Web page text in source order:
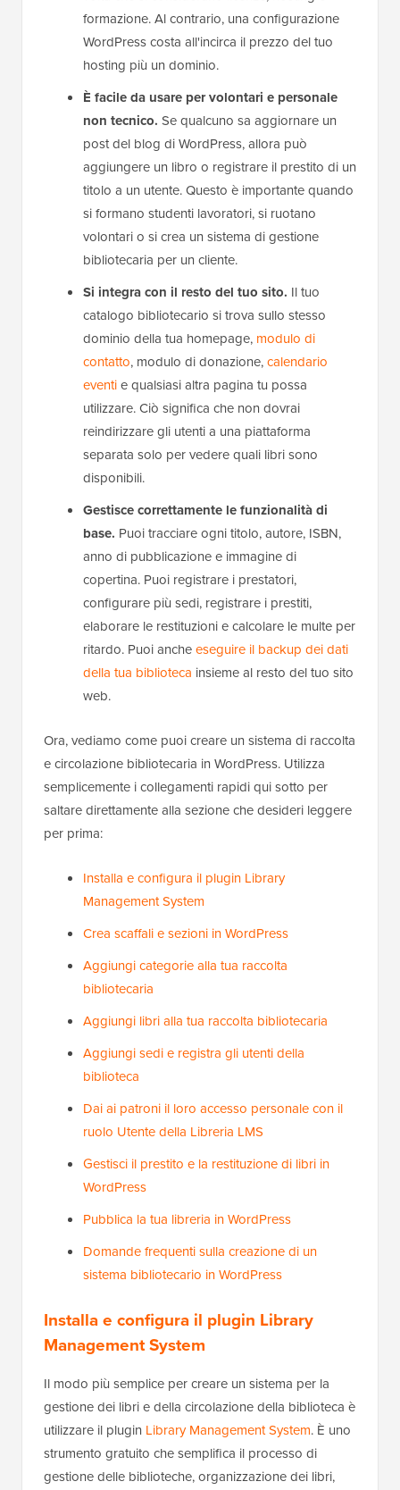
formazione. Al contrario, una configurazione
WordPress costa all'incirca il prezzo del tuo
hosting più un dominio.
È facile da usare per volontari e personale
non tecnico. Se qualcuno sa aggiornare un
post del blog di WordPress, allora può
aggiungere un libro o registrare il prestito di un
titolo a un utente. Questo è importante quando
si formano studenti lavoratori, si ruotano
volontari o si crea un sistema di gestione
bibliotecaria per un cliente.
Si integra con il resto del tuo sito. Il tuo
catalogo bibliotecario si trova sullo stesso
dominio della tua homepage, modulo di
contatto, modulo di donazione,calendario
eventie qualsiasi altra pagina tu possa
utilizzare. Ciò significa che non dovrai
reindirizzare gli utenti a una piattaforma
separata solo per vedere quali libri sono
disponibili.
Gestisce correttamente le funzionalità di
base. Puoi tracciare ogni titolo, autore, ISBN,
anno di pubblicazione e immagine di
copertina. Puoi registrare i prestatori,
configurare più sedi, registrare i prestiti,
elaborare le restituzioni e calcolare le multe per
ritardo. Puoi ancheeseguire il backup dei dati
della tua biblioteca insieme al resto del tuo sito
web.
Ora, vediamo come puoi creare un sistema di raccolta
e circolazione bibliotecaria in WordPress. Utilizza
semplicemente i collegamenti rapidi qui sotto per
saltare direttamente alla sezione che desideri leggere
per prima:
Installa e configura il plugin Library
Management System
Crea scaffali e sezioni in WordPress
Aggiungi categorie alla tua raccolta
bibliotecaria
Aggiungi libri alla tua raccolta bibliotecaria
Aggiungi sedi e registra gli utenti della
biblioteca
Dai ai patroni il loro accesso personale con il
ruolo Utente della Libreria LMS
Gestisci il prestito e la restituzione di libri in
WordPress
Pubblica la tua libreria in WordPress
Domande frequenti sulla creazione di un
sistema bibliotecario in WordPress
Installa e configura il plugin Library
Management System
Il modo più semplice per creare un sistema per la
gestione dei libri e della circolazione della biblioteca è
utilizzare il plugin Library Management System. È uno
strumento gratuito che semplifica il processo di
gestione delle biblioteche, organizzazione dei libri,